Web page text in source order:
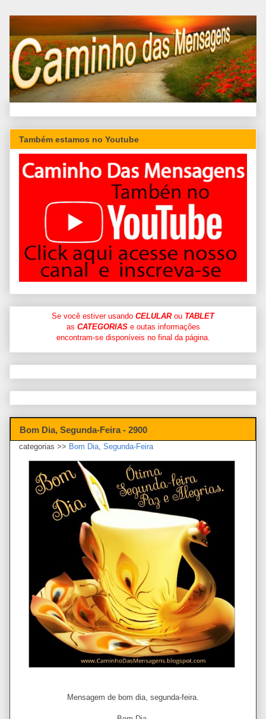
Também estamos no Youtube
Se você estiver usando CELULARou TABLET
as CATEGORIASe outas informações
encontram-se disponíveis no final da página.
Bom Dia, Segunda-Feira - 2900
categorias >> Bom Dia, Segunda-Feira
Mensagem de bom dia, segunda-feira.